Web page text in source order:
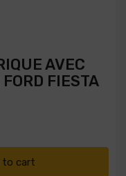
AVEC
FIESTA
to cart